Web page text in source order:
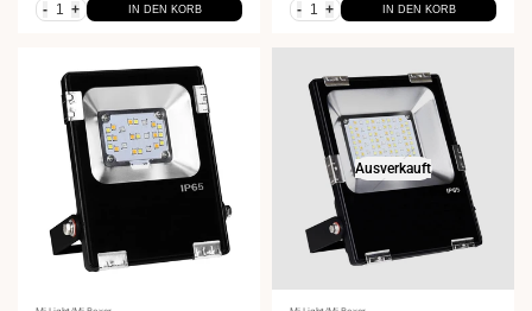
- + IN DEN KORB - + IN DEN KORB
Ausverkauft